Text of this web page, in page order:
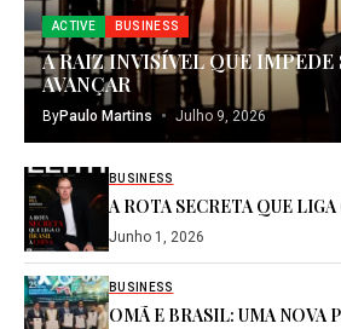
ACTIVE BUSINESS
A RAIZ INVISÍVEL QUE IMPEDE
AVANÇAR
ByPaulo Martins Julho 9, 2026
BUSINESS
A ROTA SECRETA QUE
Junho 1, 2026
BUSINESS
OMÃ E BRASIL: UMA NOVA